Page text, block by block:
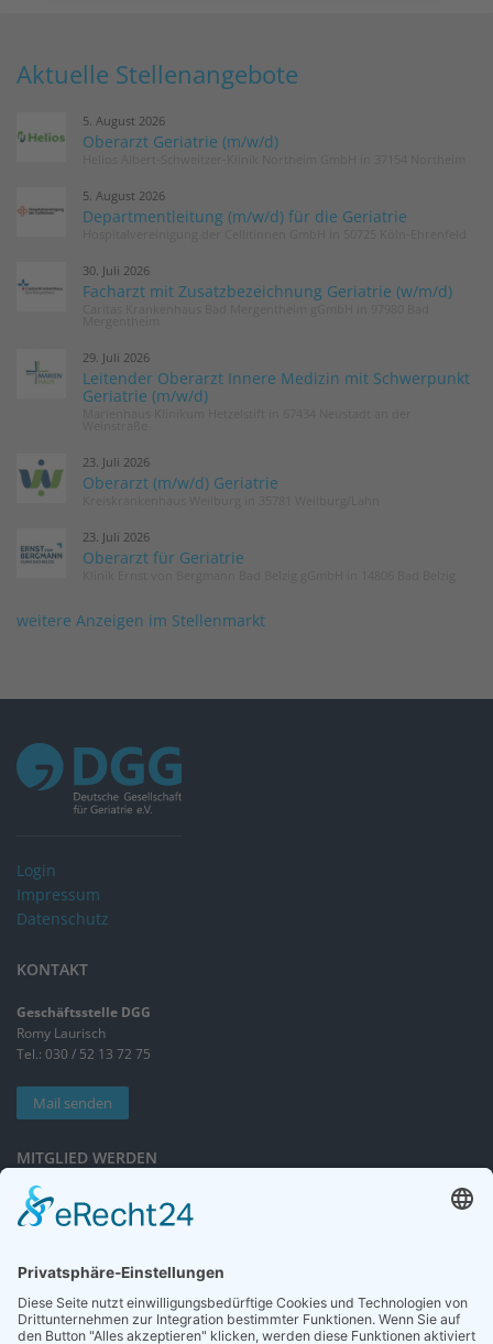
Aktuelle Stellenangebote
5. August 2026
Oberarzt Geriatrie (m/w/d)
5. August 2026
Departmentleitung (m/w/d) für die Geriatrie
30. Juli 2026
Facharzt mit Zusatzbezeichnung Geriatrie (w/m/d)
29. Juli 2026
Leitender Oberarzt Innere Medizin mit Schwerpunkt
Geriatrie (m/w/d)
23. Juli 2026
Oberarzt (m/w/d) Geriatrie
23. Juli 2026
Oberarzt für Geriatrie
weitere Anzeigen im Stellenmarkt
Login
Impressum
Datenschutz
KONTAKT
Geschäftsstelle DGG
Romy Laurisch
Tel.: 030 / 52 13 72 75
Mail senden
MITGLIED WERDEN
Sieben gute Gründe
für Ihre Mitgliedschaft